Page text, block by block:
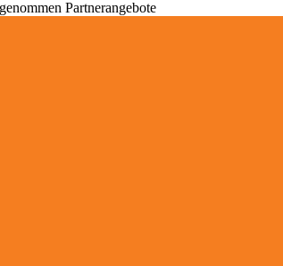
Partnerangebote